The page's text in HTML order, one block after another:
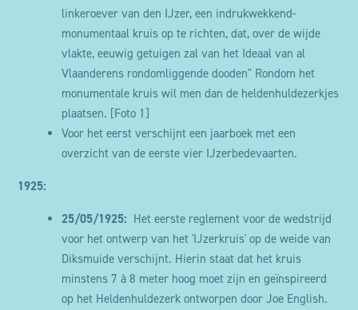
linkeroever van den IJzer, een indrukwekkend-
monumentaal kruis op te richten, dat, over de wijde
vlakte, eeuwig getuigen zal van het Ideaal van al
Vlaanderens rondomliggende dooden" Rondom het
monumentale kruis wil men dan de heldenhuldezerkjes
plaatsen. [Foto 1]
Voor het eerst verschijnt een jaarboek met een
overzicht van de eerste vier IJzerbedevaarten.
1925:
25/05/1925: Het eerste reglement voor de wedstrijd
voor het ontwerp van het 'IJzerkruis' op de weide van
Diksmuide verschijnt. Hierin staat dat het kruis
minstens 7 à 8 meter hoog moet zijn en geïnspireerd
op het Heldenhuldezerk ontworpen door Joe English.